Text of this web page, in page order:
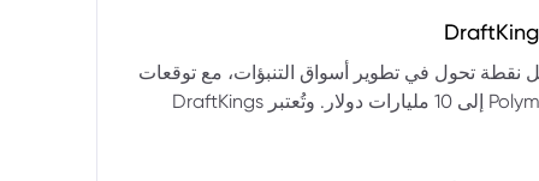
التوظيف، تضع المستثمرين في حالة صراع بين
القطاعات وتبادل الأنماط، مع تباعد آراء المستثمرين حول
من بيرنشتاين إلى أن كأس العالم 2026 قد تمثل نقطة تحول في تطوير أسواق التنبؤات، مع توقعات
بأن تصل حجم الرهانات الأمريكية في أسواق مثل Kalshi و Polymarket إلى 10 مليارات دولار. وتُعتبر DraftKings
باللغة الإسبانية، بالإضافة إلى توسعها في